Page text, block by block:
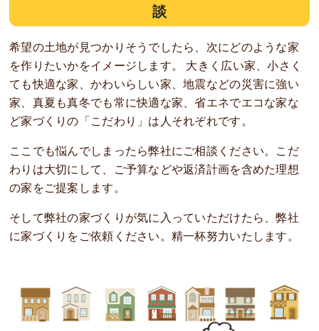
談
希望の土地が見つかりそうでしたら、次にどのような家
を作りたいかをイメージします。 大きく広い家、小さく
ても快適な家、かわいらしい家、地震などの災害に強い
家、真夏も真冬でも常に快適な家、省エネでエコな家な
ど家づくりの「こだわり」は人それぞれです。
ここでも悩んでしまったら弊社にご相談ください。こだ
わりは大切にして、ご予算などや返済計画を含めた理想
の家をご提案します。
そして弊社の家づくりが気に入っていただけたら、弊社
に家づくりをご依頼ください。精一杯努力いたします。